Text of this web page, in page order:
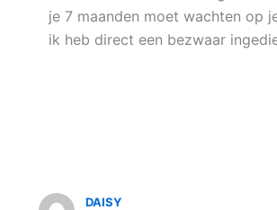
je 7 maanden moet wachten op
ik heb direct een bezwaar
DAISY